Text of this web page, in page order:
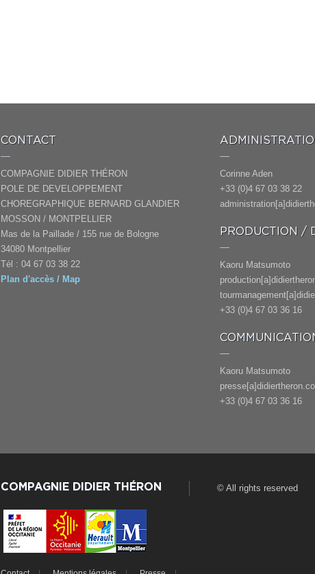
CONTACT
COMPAGNIE DIDIER THÉRON
POLE DE DEVELOPPEMENT
CHOREGRAPHIQUE BERNARD GLANDIER
MOSSON / MONTPELLIER
Mas de la Paillade / 155 rue de Bologne
34080 Montpellier
Tél : 04 67 03 38 22
Plan d'accès / Map
Corinne Aden
+33 (0)4 67 03 38 22
PRODUCTION /
Kaoru Matsumoto
+33 (0)4 67 03 36 16
Kaoru Matsumoto
+33 (0)4 67 03 36 16
COMPAGNIE DIDIER THÉRON © All rights reserved